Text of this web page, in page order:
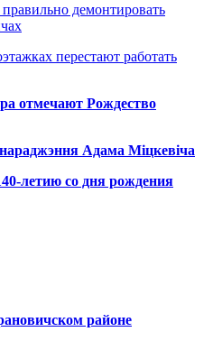
демонтировать
перестают работать
отмечают Рождество
Адама Міцкевіча
летию со дня рождения
районе